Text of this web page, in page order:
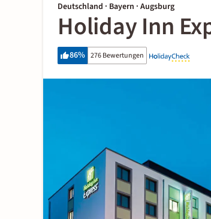
Deutschland · Bayern · Augsburg
Holiday Inn
86% 276 Bewertungen